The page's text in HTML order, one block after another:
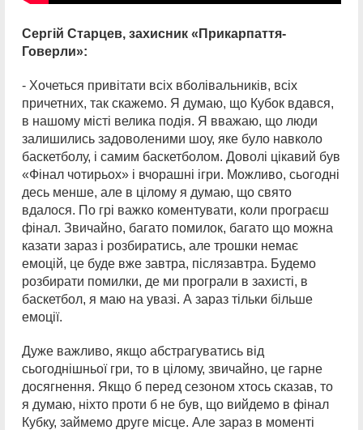
Сергій Старцев, захисник «Прикарпаття-
Говерли»:
- Хочеться привітати всіх вболівальників, всіх
причетних, так скажемо. Я думаю, що Кубок вдався,
в нашому місті велика подія. Я вважаю, що люди
залишились задоволеними шоу, яке було навколо
баскетболу, і самим баскетболом. Доволі цікавий був
«Фінал чотирьох» і вчорашні ігри. Можливо, сьогодні
десь менше, але в цілому я думаю, що свято
вдалося. По грі важко коментувати, коли програєш
фінал. Звичайно, багато помилок, багато що можна
казати зараз і розбиратись, але трошки немає
емоцій, це буде вже завтра, післязавтра. Будемо
розбирати помилки, де ми програли в захисті, в
баскетбол, я маю на увазі. А зараз тільки більше
емоції.
Дуже важливо, якщо абстрагуватись від
сьогоднішньої гри, то в цілому, звичайно, це гарне
досягнення. Якщо б перед сезоном хтось сказав, то
я думаю, ніхто проти б не був, що вийдемо в фінал
Кубку, займемо друге місце. Але зараз в моменті